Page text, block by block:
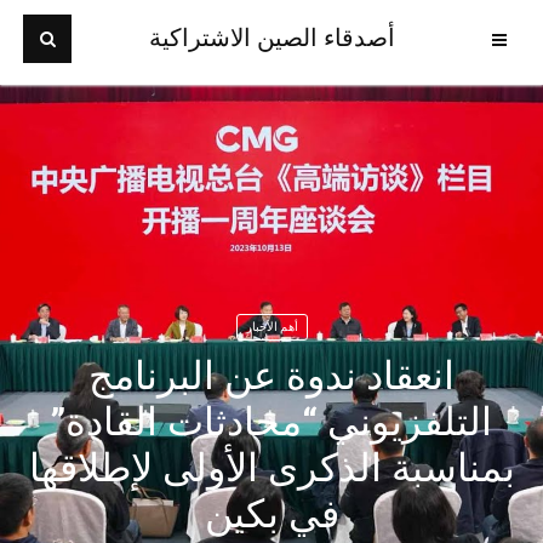
أصدقاء الصين الاشتراكية
أهم الأخبار
انعقاد ندوة عن البرنامج
التلفزيوني “محادثات القادة”
بمناسبة الذكرى الأولى لإطلاقها
في بكين